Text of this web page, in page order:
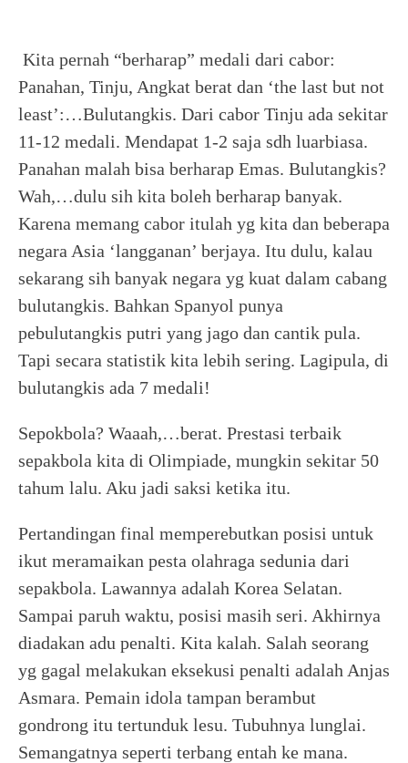
Kita pernah “berharap” medali dari cabor:
Panahan, Tinju, Angkat berat dan ‘the last but not
least’:…Bulutangkis. Dari cabor Tinju ada sekitar
11-12 medali. Mendapat 1-2 saja sdh luarbiasa.
Panahan malah bisa berharap Emas. Bulutangkis?
Wah,…dulu sih kita boleh berharap banyak.
Karena memang cabor itulah yg kita dan beberapa
negara Asia ‘langganan’ berjaya. Itu dulu, kalau
sekarang sih banyak negara yg kuat dalam cabang
bulutangkis. Bahkan Spanyol punya
pebulutangkis putri yang jago dan cantik pula.
Tapi secara statistik kita lebih sering. Lagipula, di
bulutangkis ada 7 medali!
Sepokbola? Waaah,…berat. Prestasi terbaik
sepakbola kita di Olimpiade, mungkin sekitar 50
tahum lalu. Aku jadi saksi ketika itu.
Pertandingan final memperebutkan posisi untuk
ikut meramaikan pesta olahraga sedunia dari
sepakbola. Lawannya adalah Korea Selatan.
Sampai paruh waktu, posisi masih seri. Akhirnya
diadakan adu penalti. Kita kalah. Salah seorang
yg gagal melakukan eksekusi penalti adalah Anjas
Asmara. Pemain idola tampan berambut
gondrong itu tertunduk lesu. Tubuhnya lunglai.
Semangatnya seperti terbang entah ke mana.